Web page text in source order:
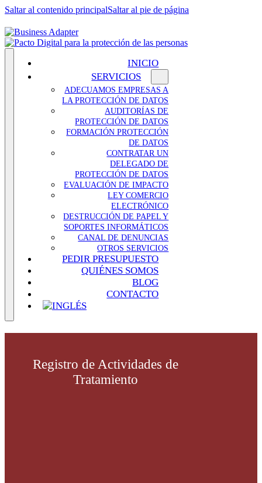
Saltar al contenido principalSaltar al pie de página
INICIO
SERVICIOS
ADECUAMOS EMPRESAS A
LA PROTECCIÓN DE DATOS
AUDITORÍAS DE
PROTECCIÓN DE DATOS
FORMACIÓN PROTECCIÓN
DE DATOS
CONTRATAR UN
DELEGADO DE
PROTECCIÓN DE DATOS
EVALUACIÓN DE IMPACTO
LEY COMERCIO
ELECTRÓNICO
DESTRUCCIÓN DE PAPEL Y
SOPORTES INFORMÁTICOS
CANAL DE DENUNCIAS
OTROS SERVICIOS
PEDIR PRESUPUESTO
QUIÉNES SOMOS
BLOG
CONTACTO
Registro de Actividades de
Tratamiento